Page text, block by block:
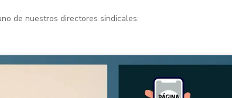
de nuestros directores sindicales: